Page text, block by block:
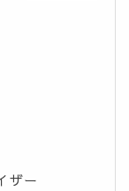
ザー